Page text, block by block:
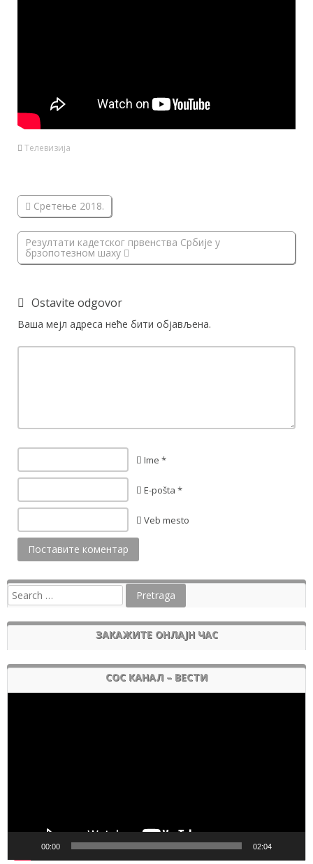
Телевизија
Сретење 2018.
Резултати кадетског првенства Србије у
брзопотезном шаху
Ostavite odgovor
Ваша мејл адреса неће бити објављена.
Ime *
E-pošta *
Veb mesto
ЗАКАЖИТЕ ОНЛАЈН ЧАС
СОС КАНАЛ – ВЕСТИ
00:00 02:04